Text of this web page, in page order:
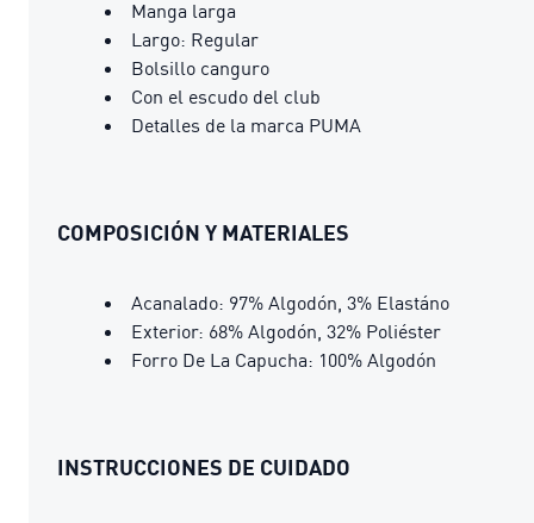
Manga larga
Largo: Regular
Bolsillo canguro
Con el escudo del club
Detalles de la marca PUMA
COMPOSICIÓN Y MATERIALES
Acanalado: 97% Algodón, 3% Elastáno
Exterior: 68% Algodón, 32% Poliéster
Forro De La Capucha: 100% Algodón
INSTRUCCIONES DE CUIDADO